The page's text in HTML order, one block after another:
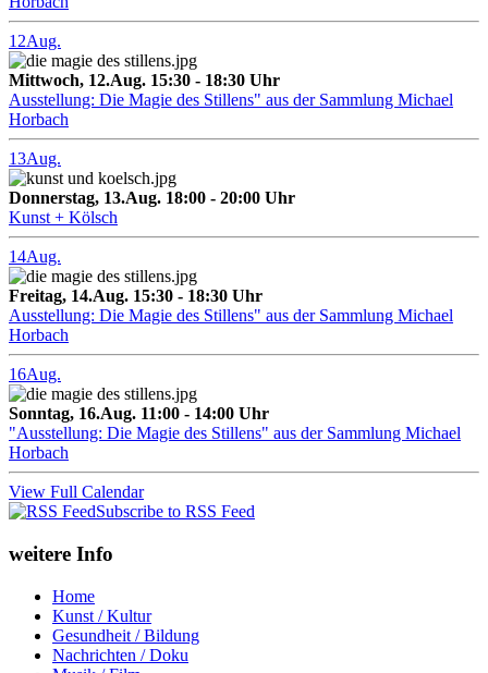
12Aug.
Mittwoch, 12.Aug. 15:30 - 18:30 Uhr
Ausstellung: Die Magie des Stillens" aus der Sammlung Michael
Horbach
13Aug.
Donnerstag, 13.Aug. 18:00 - 20:00 Uhr
Kunst + Kölsch
14Aug.
Freitag, 14.Aug. 15:30 - 18:30 Uhr
Ausstellung: Die Magie des Stillens" aus der Sammlung Michael
Horbach
16Aug.
Sonntag, 16.Aug. 11:00 - 14:00 Uhr
"Ausstellung: Die Magie des Stillens" aus der Sammlung Michael
Horbach
View Full Calendar
Subscribe to RSS Feed
weitere Info
Home
Kunst / Kultur
Gesundheit / Bildung
Nachrichten / Doku